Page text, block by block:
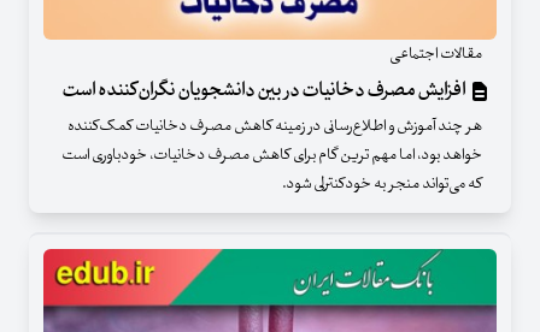
مقالات اجتماعی
افزایش مصرف دخانیات در بین دانشجویان نگران‌کننده است
هر چند آموزش و اطلاع‌رسانی در زمینه کاهش مصرف دخانیات کمک‌کننده
خواهد بود، اما مهم ترین گام برای کاهش مصرف دخانیات، خودباوری است
که می‌تواند منجر به خودکنترلی شود.